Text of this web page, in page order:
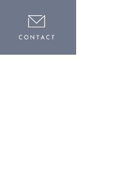
電話をかける